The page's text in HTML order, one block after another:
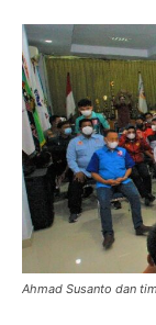
Ahmad Susanto dan